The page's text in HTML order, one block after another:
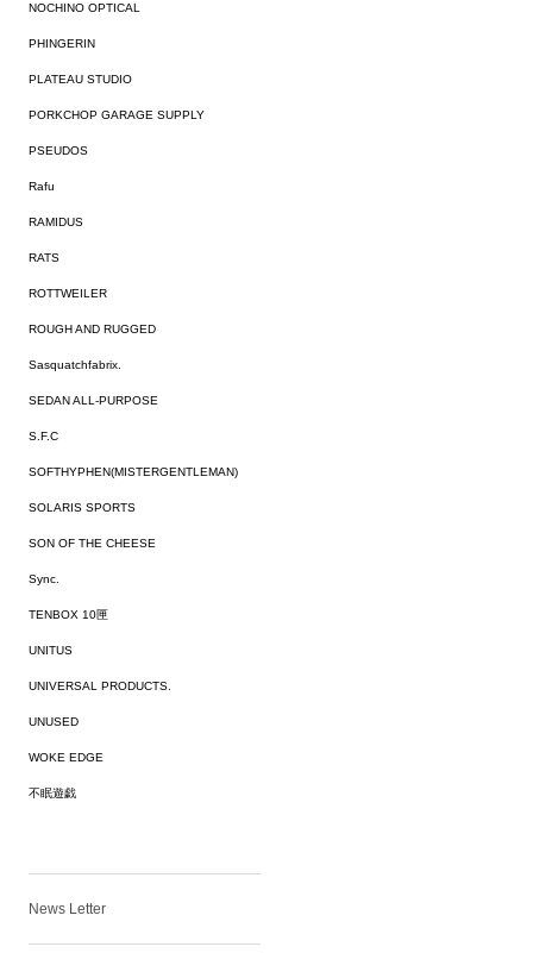
NOCHINO OPTICAL
PHINGERIN
PLATEAU STUDIO
PORKCHOP GARAGE SUPPLY
PSEUDOS
Rafu
RAMIDUS
RATS
ROTTWEILER
ROUGH AND RUGGED
Sasquatchfabrix.
SEDAN ALL-PURPOSE
S.F.C
SOFTHYPHEN(MISTERGENTLEMAN)
SOLARIS SPORTS
SON OF THE CHEESE
Sync.
TENBOX 10匣
UNITUS
UNIVERSAL PRODUCTS.
UNUSED
WOKE EDGE
不眠遊戯
News Letter